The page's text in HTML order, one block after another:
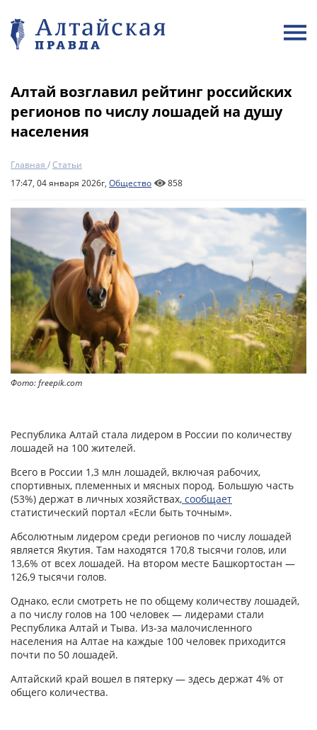
Алтай возглавил рейтинг российских
регионов по числу лошадей на душу
населения
Главная /Статьи
17:47, 04 января 2026г, Общество 858
Фото: freepik.com
Республика Алтай стала лидером в России по количеству
лошадей на 100 жителей.
Всего в России 1,3 млн лошадей, включая рабочих,
спортивных, племенных и мясных пород. Большую часть
(53%) держат в личных хозяйствах, сообщает
статистический портал «Если быть точным».
Абсолютным лидером среди регионов по числу лошадей
является Якутия. Там находятся 170,8 тысячи голов, или
13,6% от всех лошадей. На втором месте Башкортостан —
126,9 тысячи голов.
Однако, если смотреть не по общему количеству лошадей,
а по числу голов на 100 человек — лидерами стали
Республика Алтай и Тыва. Из-за малочисленного
населения на Алтае на каждые 100 человек приходится
почти по 50 лошадей.
Алтайский край вошел в пятерку — здесь держат 4% от
общего количества.